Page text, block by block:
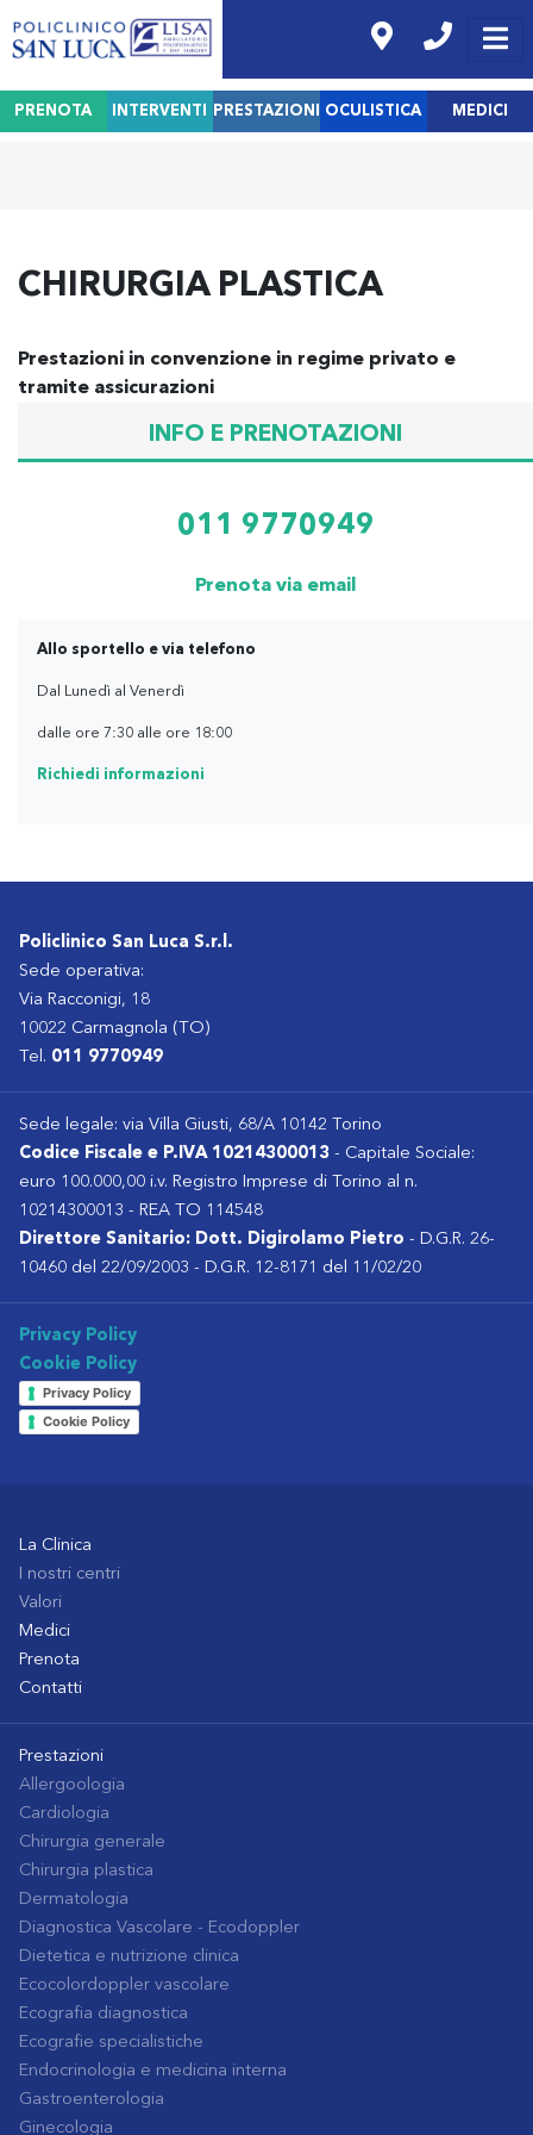
PRENOTA INTERVENTI PRESTAZIONI OCULISTICA MEDICI
CHIRURGIA PLASTICA
Prestazioni in convenzione in regime privato e
tramite assicurazioni
INFO E PRENOTAZIONI
011 9770949
Prenota via email
Allo sportello e via telefono
Dal Lunedì al Venerdì
dalle ore 7:30 alle ore 18:00
Richiedi informazioni
Policlinico San Luca S.r.l.
Sede operativa:
Via Racconigi, 18
10022 Carmagnola (TO)
Tel. 011 9770949
Sede legale: via Villa Giusti, 68/A 10142 Torino
Codice Fiscale e P.IVA 10214300013 - Capitale Sociale:
euro 100.000,00 i.v. Registro Imprese di Torino al n.
10214300013 - REA TO 114548
Direttore Sanitario: Dott. Digirolamo Pietro - D.G.R. 26-
10460 del 22/09/2003 - D.G.R. 12-8171 del 11/02/20
Privacy Policy
Cookie Policy
Privacy Policy
Cookie Policy
La Clinica
I nostri centri
Valori
Medici
Prenota
Contatti
Prestazioni
Allergoologia
Cardiologia
Chirurgia generale
Chirurgia plastica
Dermatologia
Diagnostica Vascolare - Ecodoppler
Dietetica e nutrizione clinica
Ecocolordoppler vascolare
Ecografia diagnostica
Ecografie specialistiche
Endocrinologia e medicina interna
Gastroenterologia
Ginecologia